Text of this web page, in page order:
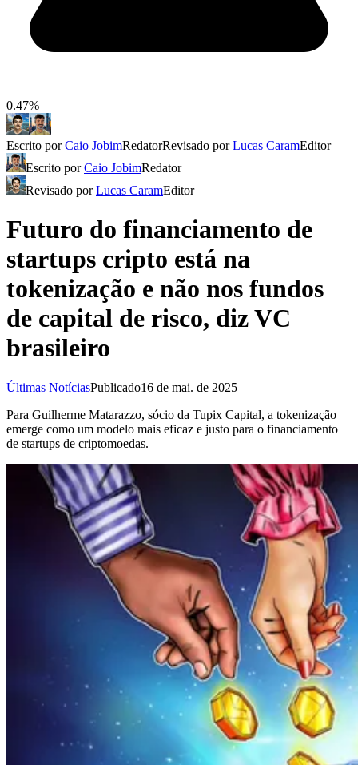
0.47%
Escrito porCaio JobimRedatorRevisado porLucas CaramEditor
Escrito porCaio JobimRedator
Revisado porLucas CaramEditor
Futuro do financiamento de
startups cripto está na
tokenização e não nos fundos
de capital de risco, diz VC
brasileiro
Últimas NotíciasPublicado16 de mai. de 2025
Para Guilherme Matarazzo, sócio da Tupix Capital, a tokenização
emerge como um modelo mais eficaz e justo para o financiamento
de startups de criptomoedas.